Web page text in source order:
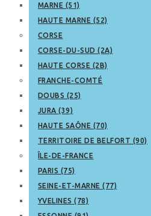
MARNE (51)
HAUTE MARNE (52)
CORSE
CORSE-DU-SUD (2A)
HAUTE CORSE (2B)
FRANCHE-COMTÉ
DOUBS (25)
JURA (39)
HAUTE SAÔNE (70)
TERRITOIRE DE BELFORT (90)
ÎLE-DE-FRANCE
PARIS (75)
SEINE-ET-MARNE (77)
YVELINES (78)